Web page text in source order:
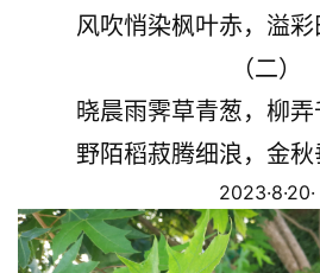
风吹悄染枫叶赤，溢彩
（二）
晓晨雨霁草青葱，柳弄
野陌稻菽腾细浪，金秋
2023·8·20·